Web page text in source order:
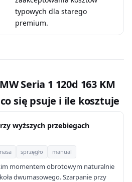
typowych dla starego
premium.
Seria 1 120d 163 KM
się psuje i ile kosztuje
wyższych przebiegach
sprzęgło manual
momentem obrotowym naturalnie
dwumasowego. Szarpanie przy